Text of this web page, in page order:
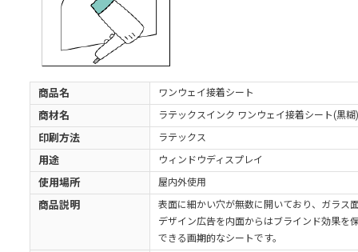
商品名 ワンウェイ接着シート
商材名 ラテックスインク ワンウェイ接着シート(黒糊)
印刷方法 ラテックス
用途 ウィンドウディスプレイ
使用場所 屋内外使用
商品説明
表面に細かい穴が無数に開いており、ガラス
デザイン広告を内面からはブラインド効果を
できる画期的なシートです。